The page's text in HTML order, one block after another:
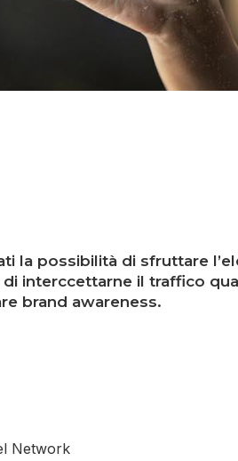
la possibilità di sfruttare
interccettarne il traffico
brand awareness.
Network